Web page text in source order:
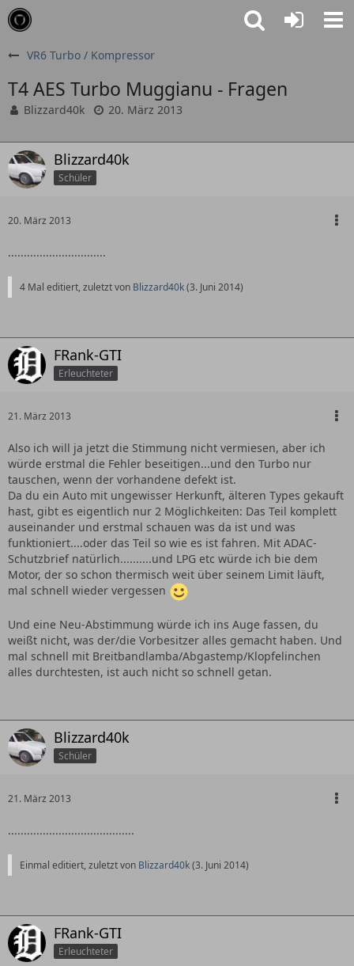
VR6 Turbo / Kompressor
T4 AES Turbo Muggianu - Fragen
Blizzard40k 20. März 2013
Blizzard40k
Schüler
20. März 2013
...............................
4 Mal editiert, zuletzt von Blizzard40k(3. Juni 2014)
FRank-GTI
Erleuchteter
21. März 2013
Also ich will ja jetzt die Stimmung nicht vermiesen, aber ich
würde erstmal die Fehler beseitigen...und den Turbo nur
tauschen, wenn der vorhandene defekt ist.
Da du ein Auto mit ungewisser Herkunft, älteren Types gekauft
hast, gibt es eigentlich nur 2 Möglichkeiten: Das Teil komplett
auseinander und erstmal schauen was da ist und was
funktioniert....oder das Teil so wie es ist fahren. Mit ADAC-
Schutzbrief natürlich..........und LPG etc würde ich bie dem
Motor, der so schon thermisch weit über seinem Limit läuft,
mal schnell wieder vergessen
Und eine Neu-Abstimmung würde ich ins Auge fassen, du
weißt nicht, was der/die Vorbesitzer alles gemacht haben. Und
mal schnell mit Breitbandlamba/Abgastemp/Klopfelinchen
alles durchtesten, ist auch nicht so schnell getan.
Blizzard40k
Schüler
21. März 2013
........................................
Einmal editiert, zuletzt von Blizzard40k(3. Juni 2014)
FRank-GTI
Erleuchteter